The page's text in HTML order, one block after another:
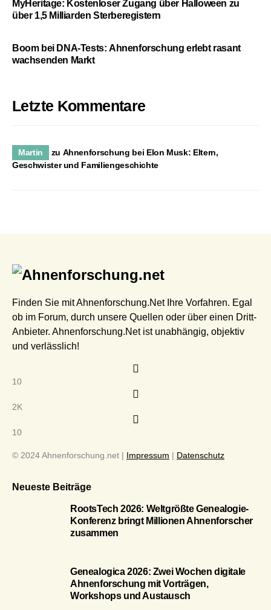
MyHeritage: Kostenloser Zugang über Halloween zu
über 1,5 Milliarden Sterberegistern
Boom bei DNA-Tests: Ahnenforschung erlebt rasant
wachsenden Markt
Letzte Kommentare
Martin zu Ahnenforschung bei Elon Musk: Eltern,
Geschwister und Familiengeschichte
Finden Sie mit Ahnenforschung.Net Ihre Vorfahren. Egal
ob im Forum, durch unsere Quellen oder über einen Dritt-
Anbieter. Ahnenforschung.Net ist unabhängig, objektiv
und verlässlich!
10
2K
10
© 2024 Ahnenforschung.net | Impressum | Datenschutz
Neueste Beiträge
RootsTech 2026: Weltgrößte Genealogie-
Konferenz bringt Millionen Ahnenforscher
zusammen
Genealogica 2026: Zwei Wochen digitale
Ahnenforschung mit Vorträgen,
Workshops und Austausch